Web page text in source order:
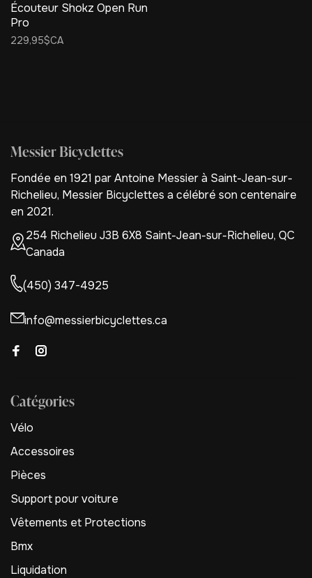
Écouteur Shokz Open Run
Pro
229,95$CA
Messier Bicyclettes
Fondée en 1921 par Antoine Messier à Saint-Jean-sur-
Richelieu, Messier Bicyclettes a célébré son centenaire
en 2021.
254 Richelieu J3B 6X8 Saint-Jean-sur-Richelieu, QC
Canada
(450) 347-4925
info@messierbicyclettes.ca
Catégories
Vélo
Accessoires
Pièces
Support pour voiture
Vêtements et Protections
Bmx
Liquidation